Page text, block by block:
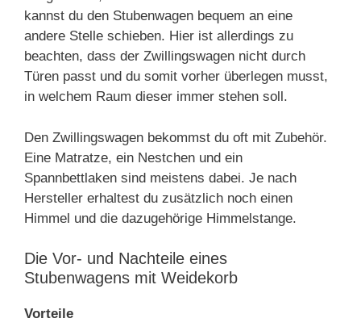
kannst du den Stubenwagen bequem an eine
andere Stelle schieben. Hier ist allerdings zu
beachten, dass der Zwillingswagen nicht durch
Türen passt und du somit vorher überlegen musst,
in welchem Raum dieser immer stehen soll.
Den Zwillingswagen bekommst du oft mit Zubehör.
Eine Matratze, ein Nestchen und ein
Spannbettlaken sind meistens dabei. Je nach
Hersteller erhaltest du zusätzlich noch einen
Himmel und die dazugehörige Himmelstange.
Die Vor- und Nachteile eines
Stubenwagens mit Weidekorb
Vorteile